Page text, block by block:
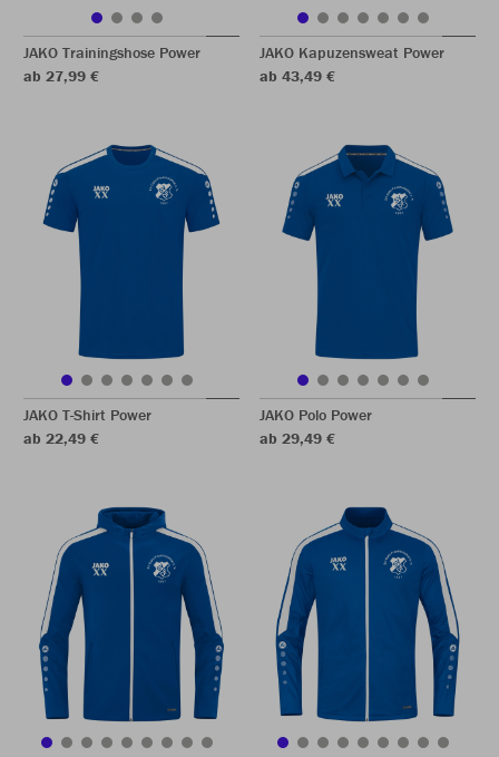
JAKO Trainingshose Power
ab 27,99 €
JAKO Kapuzensweat Power
ab 43,49 €
JAKO T-Shirt Power
ab 22,49 €
JAKO Polo Power
ab 29,49 €